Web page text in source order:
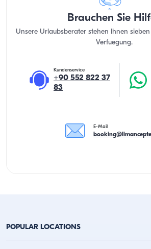
Brauchen Sie
Unsere Urlaubsberater stehen Ihnen
Verfuegung.
Kundenservice
+90 552 822 37
83
E-Mail
POPULAR LOCATIONS